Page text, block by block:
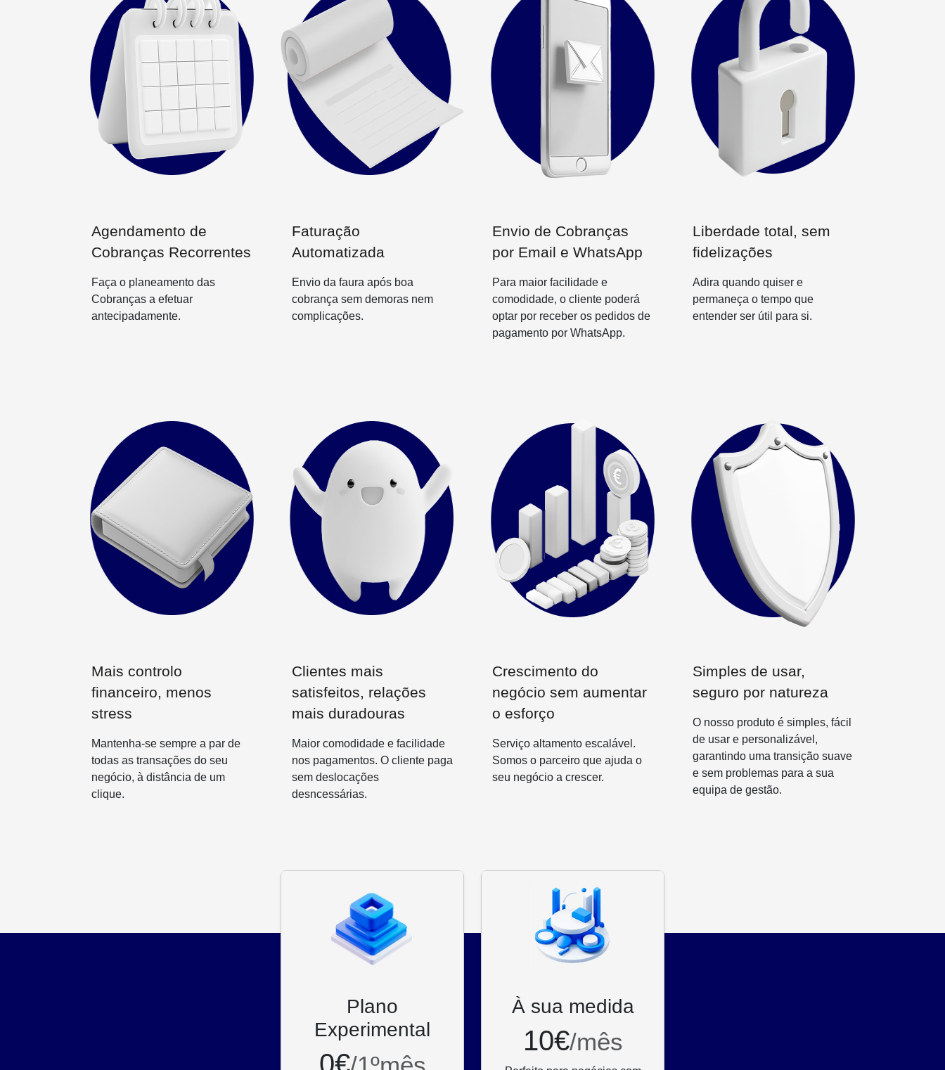
Agendamento de
Cobranças Recorrentes
Faça o planeamento das
Cobranças a efetuar
antecipadamente.
Faturação
Automatizada
Envio da faura após boa
cobrança sem demoras nem
complicações.
Envio de Cobranças
por Email e WhatsApp
Para maior facilidade e
comodidade, o cliente poderá
optar por receber os pedidos de
pagamento por WhatsApp.
Liberdade total, sem
fidelizações
Adira quando quiser e
permaneça o tempo que
entender ser útil para si.
Mais controlo
financeiro, menos
stress
Mantenha-se sempre a par de
todas as transações do seu
negócio, à distância de um
clique.
Clientes mais
satisfeitos, relações
mais duradouras
Maior comodidade e facilidade
nos pagamentos. O cliente paga
sem deslocações
desncessárias.
Crescimento do
negócio sem aumentar
o esforço
Serviço altamento escalável.
Somos o parceiro que ajuda o
seu negócio a crescer.
Simples de usar,
seguro por natureza
O nosso produto é simples, fácil
de usar e personalizável,
garantindo uma transição suave
e sem problemas para a sua
equipa de gestão.
Plano
Experimental
0€
À sua medida
10€/mês